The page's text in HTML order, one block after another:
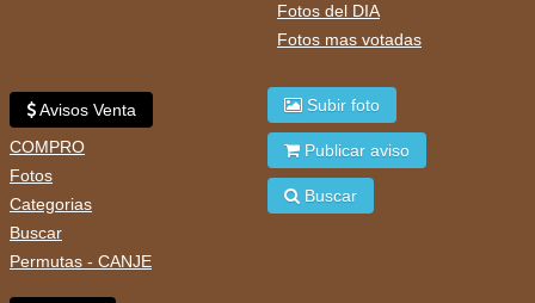
Fotos del DIA
Fotos mas votadas
Avisos Venta
COMPRO
Fotos
Categorias
Buscar
Permutas - CANJE
Subir foto
Publicar aviso
Buscar